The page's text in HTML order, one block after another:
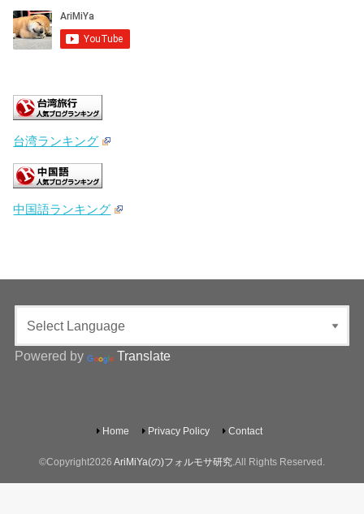
台湾ランキング
中国語ランキング
Powered by Translate
Home Privacy Policy Contact
©Copyright2026 AriMiYa(の)フォルモサ研究 .All Rights Reserved.